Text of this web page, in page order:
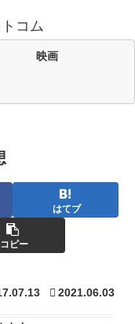
コム
映画
はてブ
コピー
2021.06.03